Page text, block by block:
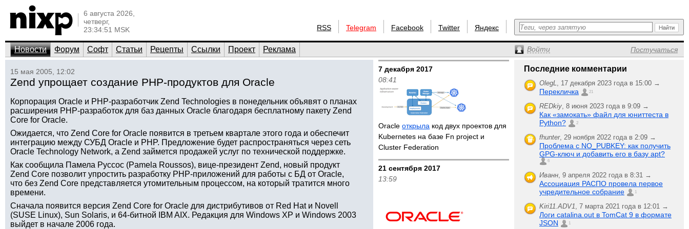
6 августа 2026,
четверг,
23:34:51 MSK
RSS Telegram Facebook Twitter Яндекс
Новости Форум Софт Статьи Рецепты Ссылки Проект Реклама Войти Постучаться
15 мая 2005, 12:02
Zend упрощает создание PHP-продуктов для Oracle
Корпорация Oracle и PHP-разработчик Zend Technologies в понедельник объявят о планах
расширения PHP-разработок для баз данных Oracle благодаря бесплатному пакету Zend
Core for Oracle.
Ожидается, что Zend Core for Oracle появится в третьем квартале этого года и обеспечит
интеграцию между СУБД Oracle и PHP. Предложение будет распространяться через сеть
Oracle Technology Network, а Zend займется продажей услуг по технической поддержке.
Как сообщила Памела Руссос (Pamela Roussos), вице-президент Zend, новый продукт
Zend Core позволит упростить разработку PHP-приложений для работы с БД от Oracle,
что без Zend Core представляется утомительным процессом, на который тратится много
времени.
Сначала появится версия Zend Core for Oracle для дистрибутивов от Red Hat и Novell
(SUSE Linux), Sun Solaris, и 64-битной IBM AIX. Редакция для Windows XP и Windows 2003
выйдет в начале 2006 года.
7 декабря 2017
08:41
Oracleоткрыла код двух проектов для
Kubernetes на базе Fn project и
Cluster Federation
21 сентября 2017
13:59
Последние комментарии
OlegL, 17 декабря 2023 года в 15:00 →
Перекличка 21
REDkiy, 8 июня 2023 года в 9:09 →
Как «замокать» файл для юниттеста в
Python?
2
fhunter, 29 ноября 2022 года в 2:09 →
Проблема с NO_PUBKEY: как получить
GPG-ключ и добавить его в базу apt?
6
Иванн, 9 апреля 2022 года в 8:31 →
Ассоциация РАСПО провела первое
учредительное собрание
1
Kiri11.ADV1, 7 марта 2021 года в 12:01 →
Логи catalina.out в TomCat 9 в формате
JSON
1